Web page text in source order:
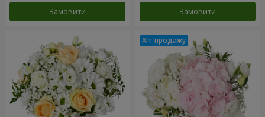
Замовити Замовити